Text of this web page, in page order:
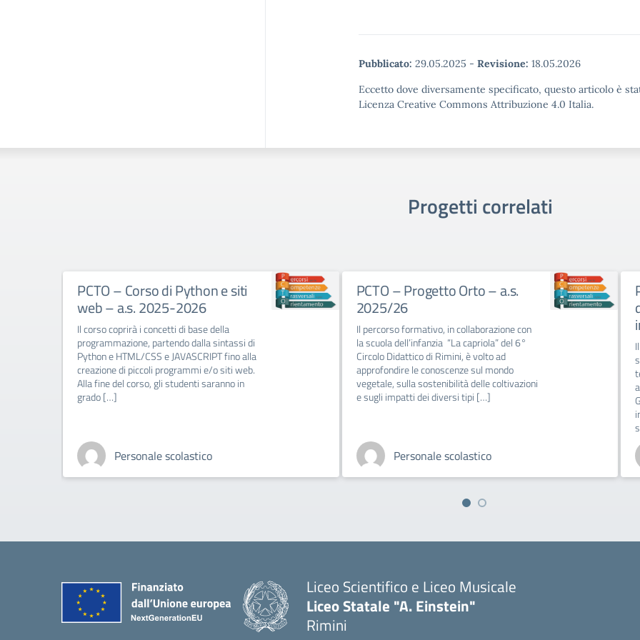
Pubblicato: 29.05.2025 - Revisione: 18.05.2026
Eccetto dove diversamente specificato, questo articolo è
Licenza Creative Commons Attribuzione 4.0 Italia.
Progetti correlati
PCTO – Progetto Orto – a.s.
2025/26
Il percorso formativo, in collaborazione con
la scuola dell’infanzia “La capriola” del 6°
Circolo Didattico di Rimini, è volto ad
approfondire le conoscenze sul mondo
vegetale, sulla sostenibilità delle coltivazioni
e sugli impatti dei diversi tipi […]
Personale scolastico
PCTO Ricerca scientifica,
diplomazia, cooperazione
internazionale
Il progetto ha l’obiettivo di stimolare negli
studenti una riflessione consapevole su
tematiche scientifiche, politiche e culturali
attraverso un viaggio di istruzione a
Ginevra, in Svizzera, città di grande rilevanza
Personale scolastico
Liceo Scientifico e Liceo Musicale
Liceo Statale "A. Einstein"
Rimini